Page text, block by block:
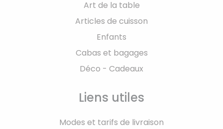
Art de la table
Articles de cuisson
Enfants
Cabas et bagages
Déco - Cadeaux
Liens utiles
Modes et tarifs de livraison